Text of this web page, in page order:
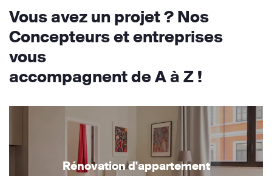
Vous avez un projet ? Nos
Concepteurs et entreprises
vous
accompagnent de A à Z !
Rénovation d'appartement